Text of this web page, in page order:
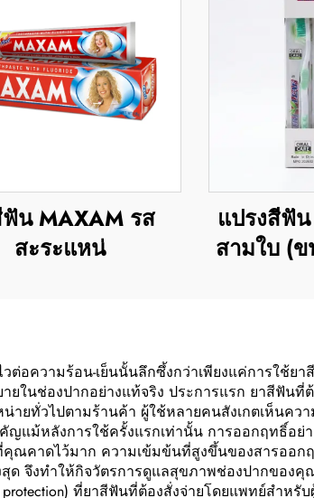
น MAXAM รส
สะระแหน่
แปรงสีฟั
สามใบ (
อความร้อน-เย็นนั้นลึกซึ้งกว่าเพียงแค่การใช้ย
นช่องปากอย่างแท้จริง ประการแรก ยาสีฟันที่
ายทั่วไปตามร้านค้า ผู้ใช้หลายคนสังเกตเห็นค
ญแม้หลังการใช้ครั้งแรกเท่านั้น การออกฤทธิ์อ
ณคาดไว้มาก ความเข้มข้นที่สูงขึ้นของสารออ
ด จึงทำให้กิจวัตรการดูแลสุขภาพช่องปากขอ
ที่ยาสีฟันที่ต้องสั่งจ่ายโดยแพทย์สำห